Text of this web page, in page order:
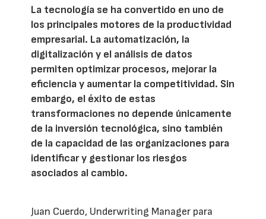
La tecnología se ha convertido en uno de
los principales motores de la productividad
empresarial. La automatización, la
digitalización y el análisis de datos
permiten optimizar procesos, mejorar la
eficiencia y aumentar la competitividad. Sin
embargo, el éxito de estas
transformaciones no depende únicamente
de la inversión tecnológica, sino también
de la capacidad de las organizaciones para
identificar y gestionar los riesgos
asociados al cambio.
Juan Cuerdo, Underwriting Manager para